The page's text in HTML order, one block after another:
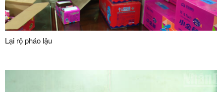
Lại rộ pháo lậu